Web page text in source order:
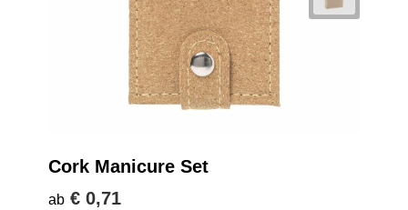
Cork Manicure Set
ab € 0,71